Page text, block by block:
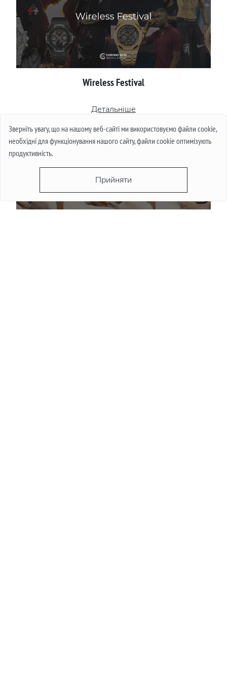
Зверніть увагу, що на нашому веб-сайті ми використовуємо файли cookie,
необхідні для функціонування нашого сайту, файли cookie оптимізують
продуктивність.
Прийняти
Wireless Festival
Детальніше